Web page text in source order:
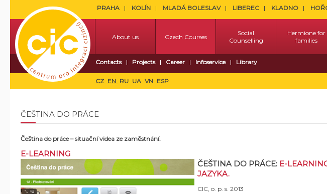
PRAHA KOLÍN MLADÁ BOLESLAV LIBEREC KLADNO
About us Czech Courses
Social
Counselling
Hermione for
families
Contacts Projects Career Infoservice Library
CZ EN RU UA VN ESP
ČEŠTINA DO PRÁCE
Čeština do práce – situační videa ze zaměstnání.
E-LEARNING
ČEŠTINA DO PRÁCE: E-
JAZYKA.
CIC, o. p. s. 2013